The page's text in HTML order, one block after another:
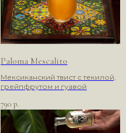
Paloma Mescalito
Мексиканский твист с текилой,
грейпфрутом и гуавой
790 р.